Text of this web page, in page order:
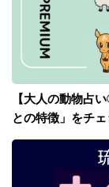
【大人の動物占
との特徴」をチェ